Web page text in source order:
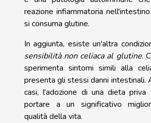
reazione infiammatoria
si consuma glutine.
In aggiunta, esiste un'altra
sensibilità non celiaca al glutine.
sperimenta sintomi simili alla
presenta gli stessi danni intestinali.
casi, l'adozione di una dieta
portare a un significativo
qualità della vita.